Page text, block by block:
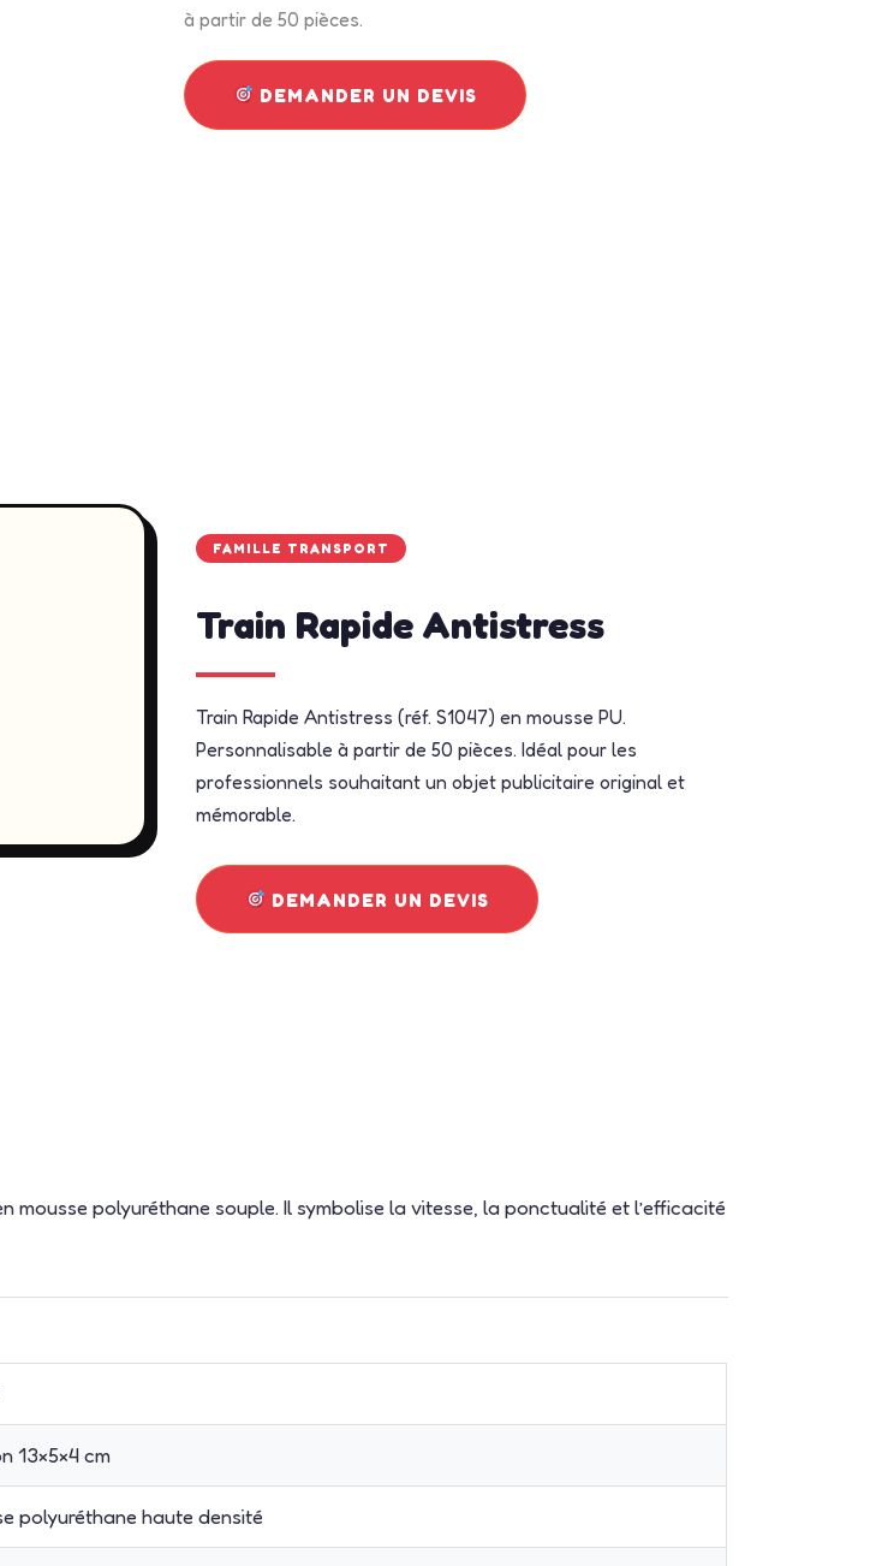
à partir de 50 pièces.
DEMANDER UN DEVIS
FAMILLE TRANSPORT
Train Rapide Antistress
Train Rapide Antistress (réf. S1047) en mousse PU.
Personnalisable à partir de 50 pièces. Idéal pour les
professionnels souhaitant un objet publicitaire original et
mémorable.
DEMANDER UN DEVIS
mousse polyuréthane souple. Il symbolise la vitesse, la ponctualité et l’efficacité
13×5×4 cm
polyuréthane haute densité